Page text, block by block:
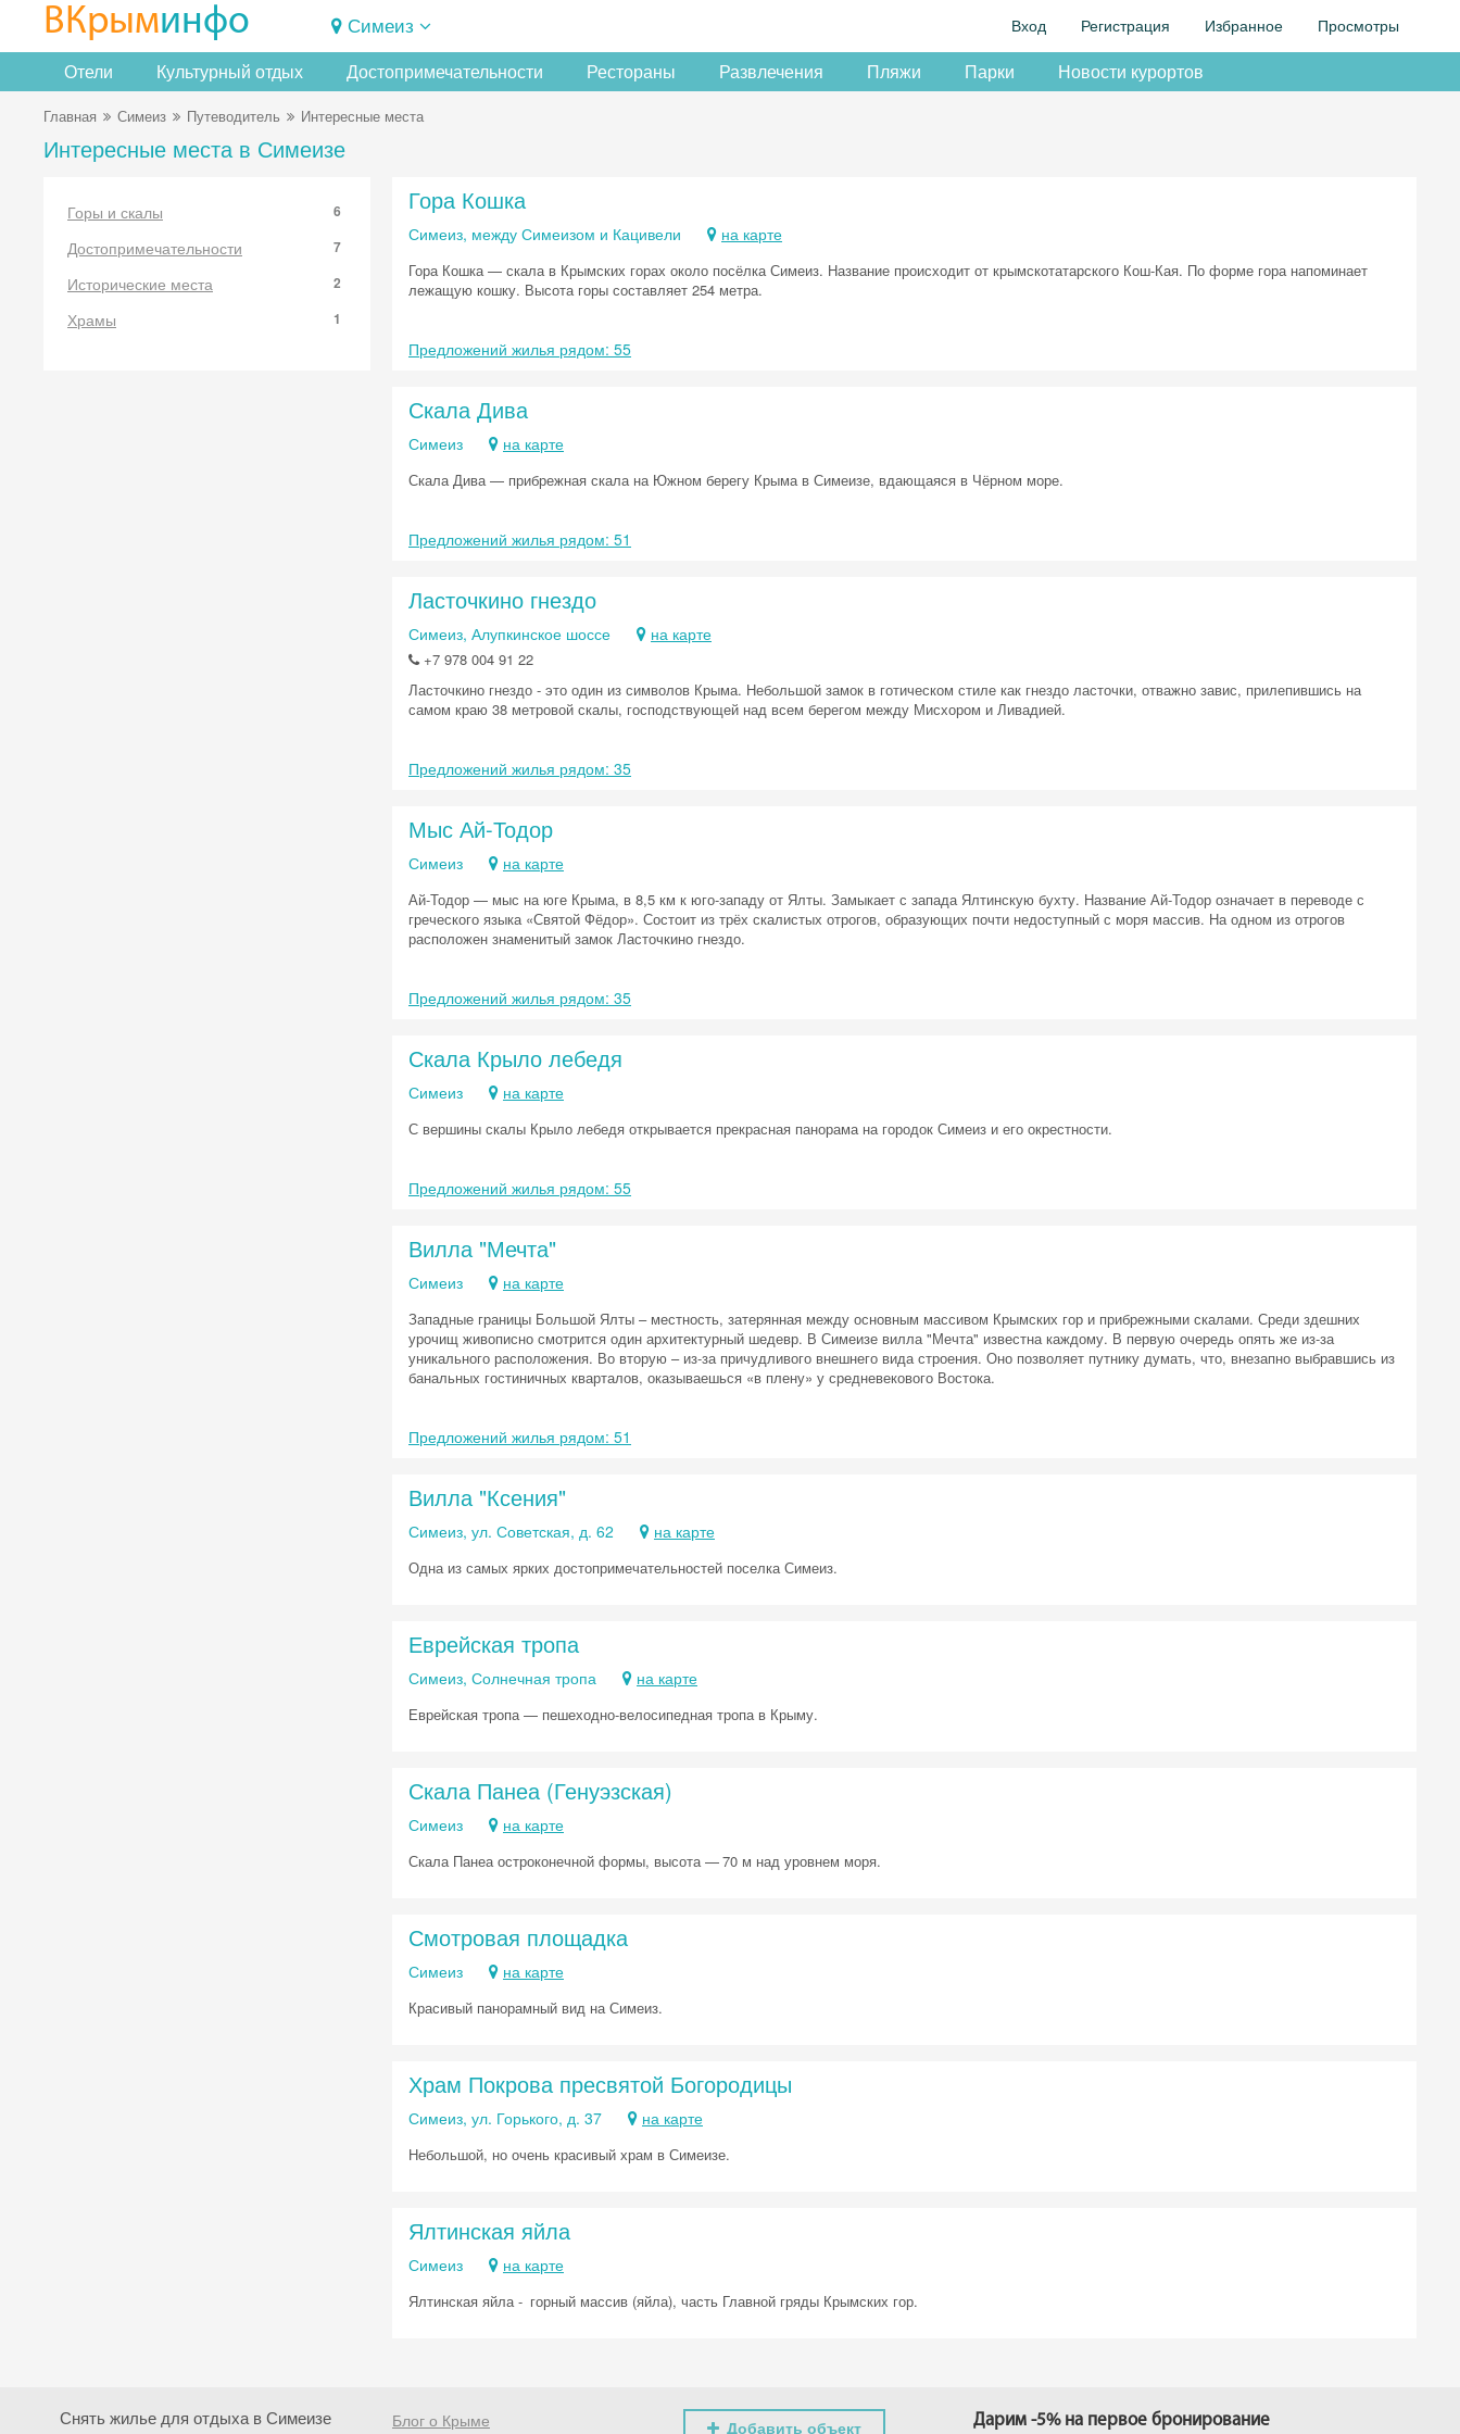
ВКрыминфо Симеиз Вход Регистрация Избранное Просмотры
Отели Культурный отдых Достопримечательности Рестораны Развлечения Пляжи Парки Новости курортов
Главная Симеиз Путеводитель Интересные места
Интересные места в Симеизе
Горы и скалы 6
Достопримечательности 7
Исторические места 2
Храмы 1
Гора Кошка
Симеиз, между Симеизом и Кацивели на карте
Гора Кошка — скала в Крымских горах около посёлка Симеиз. Название происходит от крымскотатарского Кош-Кая. По форме гора напоминает
лежащую кошку. Высота горы составляет 254 метра.
Предложений жилья рядом: 55
Скала Дива
Симеиз на карте
Скала Дива — прибрежная скала на Южном берегу Крыма в Симеизе, вдающаяся в Чёрном море.
Предложений жилья рядом: 51
Ласточкино гнездо
Симеиз, Алупкинское шоссе на карте
+7 978 004 91 22
Ласточкино гнездо - это один из символов Крыма. Небольшой замок в готическом стиле как гнездо ласточки, отважно завис, прилепившись на
самом краю 38 метровой скалы, господствующей над всем берегом между Мисхором и Ливадией.
Предложений жилья рядом: 35
Мыс Ай-Тодор
Симеиз на карте
Ай-Тодор — мыс на юге Крыма, в 8,5 км к юго-западу от Ялты. Замыкает с запада Ялтинскую бухту. Название Ай-Тодор означает в переводе с
греческого языка «Святой Фёдор». Состоит из трёх скалистых отрогов, образующих почти недоступный с моря массив. На одном из отрогов
расположен знаменитый замок Ласточкино гнездо.
Предложений жилья рядом: 35
Скала Крыло лебедя
Симеиз на карте
С вершины скалы Крыло лебедя открывается прекрасная панорама на городок Симеиз и его окрестности.
Предложений жилья рядом: 55
Вилла "Мечта"
Симеиз на карте
Западные границы Большой Ялты – местность, затерянная между основным массивом Крымских гор и прибрежными скалами. Среди здешних
урочищ живописно смотрится один архитектурный шедевр. В Симеизе вилла "Мечта" известна каждому. В первую очередь опять же из-за
уникального расположения. Во вторую – из-за причудливого внешнего вида строения. Оно позволяет путнику думать, что, внезапно выбравшись из
банальных гостиничных кварталов, оказываешься «в плену» у средневекового Востока.
Предложений жилья рядом: 51
Вилла "Ксения"
Симеиз, ул. Советская, д. 62 на карте
Одна из самых ярких достопримечательностей поселка Симеиз.
Еврейская тропа
Симеиз, Солнечная тропа на карте
Еврейская тропа — пешеходно-велосипедная тропа в Крыму.
Скала Панеа (Генуэзская)
Симеиз на карте
Скала Панеа остроконечной формы, высота — 70 м над уровнем моря.
Смотровая площадка
Симеиз на карте
Красивый панорамный вид на Симеиз.
Храм Покрова пресвятой Богородицы
Симеиз, ул. Горького, д. 37 на карте
Небольшой, но очень красивый храм в Симеизе.
Ялтинская яйла
Симеиз на карте
Ялтинская яйла - горный массив (яйла), часть Главной гряды Крымских гор.
Снять жилье для отдыха в Симеизе Блог о Крыме Добавить объект Дарим -5% на первое бронирование
Хочешь дешевле? Оставь почту и получи промокод на
первое бронирование!